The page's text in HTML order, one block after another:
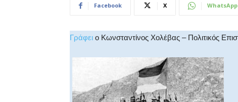
Facebook X WhatsApp
Γράφει ο Κωνσταντίνος Χολέβας – Πολιτικός